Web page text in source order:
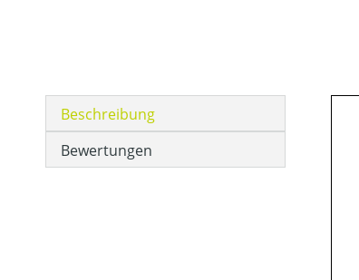
Beschreibung
Bewertungen